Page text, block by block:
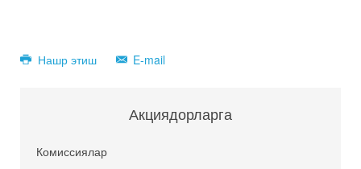
Нашр этиш E-mail
Акциядорларга
Комиссиялар